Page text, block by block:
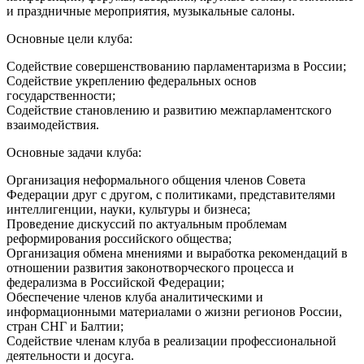
и праздничные мероприятия, музыкальные салоны.
Основные цели клуба:
Содействие совершенствованию парламентаризма в России;
Содействие укреплению федеральных основ
государственности;
Содействие становлению и развитию межпарламентского
взаимодействия.
Основные задачи клуба:
Организация неформального общения членов Совета
Федерации друг с другом, с политиками, представителями
интеллигенции, науки, культуры и бизнеса;
Проведение дискуссий по актуальным проблемам
реформирования российского общества;
Организация обмена мнениями и выработка рекомендаций в
отношении развития законотворческого процесса и
федерализма в Российской Федерации;
Обеспечение членов клуба аналитическими и
информационными материалами о жизни регионов России,
стран СНГ и Балтии;
Содействие членам клуба в реализации профессиональной
деятельности и досуга.